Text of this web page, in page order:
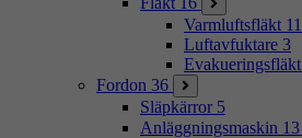
Varmluftsfläkt 11
Luftavfuktare 3
Evakueringsfläkt
Fordon 36
Släpkärror 5
Anläggningsmaskin 13